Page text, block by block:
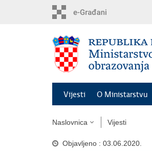
Vijesti O Ministarstvu
Naslovnica Vijesti
Objavljeno : 03.06.2020.